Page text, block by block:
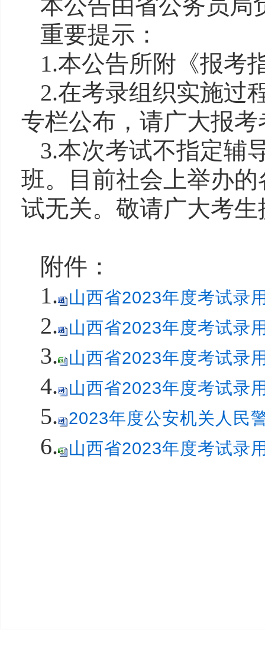
本公告由省公务员局
重要提示：
1.本公告所附《报考
2.在考录组织实施过
专栏公布，请广大报
3.本次考试不指定辅
班。目前社会上举办
试无关。敬请广大考
附件：
1.
山西省2023年度考试录
2. 山西省2023年度考试录
3. 山西省2023年度考试录
4. 山西省2023年度考试录
5. 2023年度公安机关人民
6. 山西省2023年度考试录